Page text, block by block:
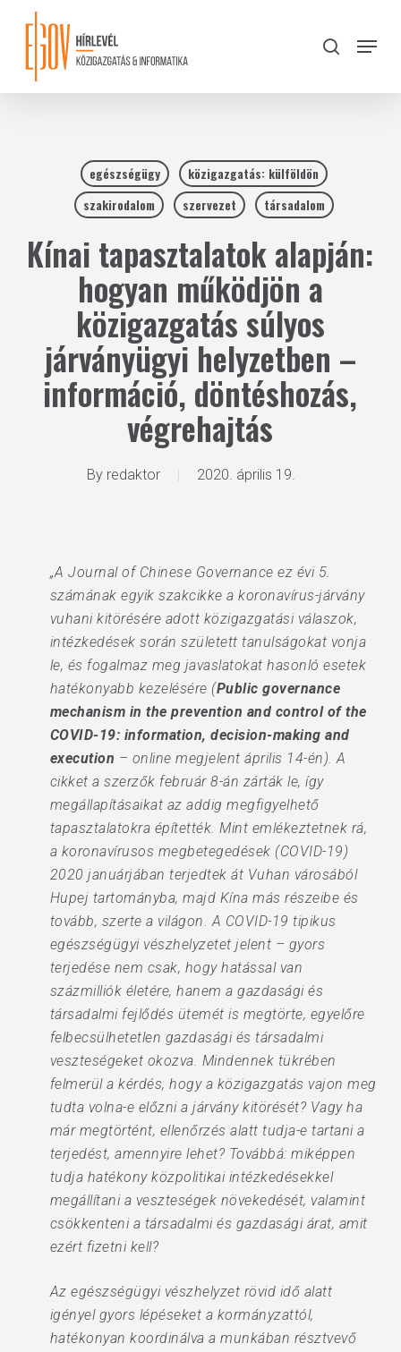
content
search
Menu
egészségügy
közigazgatás: külföldön
szakirodalom
szervezet társadalom
Kínai tapasztalatok alapján:
hogyan működjön a
közigazgatás súlyos
járványügyi helyzetben –
információ, döntéshozás,
végrehajtás
By redaktor 2020. április 19.
„A Journal of Chinese Governance ez évi 5.
számának egyik szakcikke a koronavírus-járvány
vuhani kitörésére adott közigazgatási válaszok,
intézkedések során született tanulságokat vonja
le, és fogalmaz meg javaslatokat hasonló esetek
hatékonyabb kezelésére (Public governance
mechanism in the prevention and control of the
COVID-19: information, decision-making and
execution – online megjelent április 14-én). A
cikket a szerzők február 8-án zárták le, így
megállapításaikat az addig megfigyelhető
tapasztalatokra építették. Mint emlékeztetnek rá,
a koronavírusos megbetegedések (COVID-19)
2020 januárjában terjedtek át Vuhan városából
Hupej tartományba, majd Kína más részeibe és
tovább, szerte a világon. A COVID-19 tipikus
egészségügyi vészhelyzetet jelent – gyors
terjedése nem csak, hogy hatással van
százmilliók életére, hanem a gazdasági és
társadalmi fejlődés ütemét is megtörte, egyelőre
felbecsülhetetlen gazdasági és társadalmi
veszteségeket okozva. Mindennek tükrében
felmerül a kérdés, hogy a közigazgatás vajon meg
tudta volna-e előzni a járvány kitörését? Vagy ha
már megtörtént, ellenőrzés alatt tudja-e tartani a
terjedést, amennyire lehet? Továbbá: miképpen
tudja hatékony közpolitikai intézkedésekkel
megállítani a veszteségek növekedését, valamint
csökkenteni a társadalmi és gazdasági árat, amit
ezért fizetni kell?
Az egészségügyi vészhelyzet rövid idő alatt
igényel gyors lépéseket a kormányzattól,
hatékonyan koordinálva a munkában résztvevő
Close